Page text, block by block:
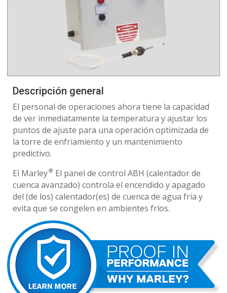
Descripción general
El personal de operaciones ahora tiene la capacidad
de ver inmediatamente la temperatura y ajustar los
puntos de ajuste para una operación optimizada de
la torre de enfriamiento y un mantenimiento
predictivo.
El Marley® El panel de control ABH (calentador de
cuenca avanzado) controla el encendido y apagado
del (de los) calentador(es) de cuenca de agua fría y
evita que se congelen en ambientes fríos.